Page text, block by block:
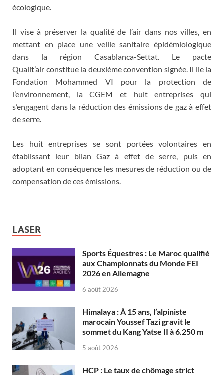
écologique.
Il vise à préserver la qualité de l’air dans nos villes, en
mettant en place une veille sanitaire épidémiologique
dans la région Casablanca-Settat. Le pacte
Qualit’air constitue la deuxième convention signée. Il lie la
Fondation Mohammed VI pour la protection de
l’environnement, la CGEM et huit entreprises qui
s’engagent dans la réduction des émissions de gaz à effet
de serre.
Les huit entreprises se sont portées volontaires en
établissant leur bilan Gaz à effet de serre, puis en
adoptant en conséquence les mesures de réduction ou de
compensation de ces émissions.
LASER
Sports Équestres : Le Maroc qualifié
aux Championnats du Monde FEI
2026 en Allemagne
6 août 2026
Himalaya : À 15 ans, l’alpiniste
marocain Youssef Tazi gravit le
sommet du Kang Yatse II à 6.250 m
5 août 2026
HCP : Le taux de chômage strict